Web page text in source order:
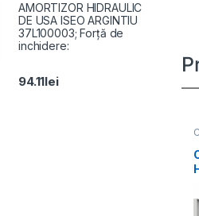
AMORTIZOR HIDRAULIC
DE USA ISEO ARGINTIU
37L100003; Forță de
inchidere:
94.11lei